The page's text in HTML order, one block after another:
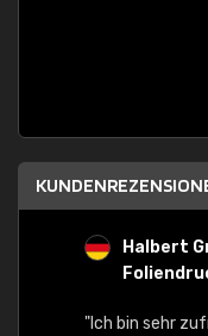
Halbert
"Ich bin sehr